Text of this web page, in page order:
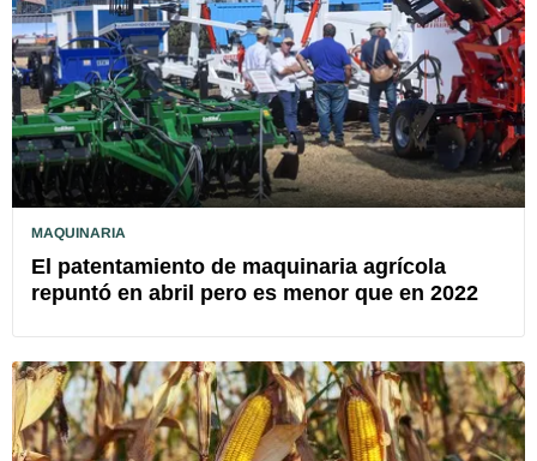
MAQUINARIA
El patentamiento de maquinaria agrícola
repuntó en abril pero es menor que en 2022